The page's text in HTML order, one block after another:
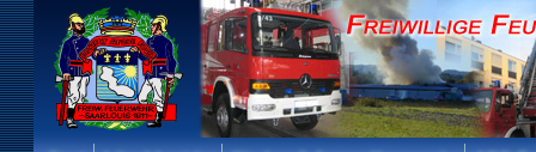
Freiwillige Feuerwehr der Kreisstadt Saarlouis -